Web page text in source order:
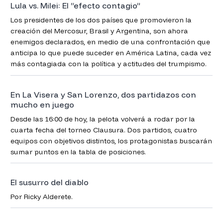
Lula vs. Milei: El “efecto contagio”
Los presidentes de los dos países que promovieron la
creación del Mercosur, Brasil y Argentina, son ahora
enemigos declarados, en medio de una confrontación que
anticipa lo que puede suceder en América Latina, cada vez
más contagiada con la política y actitudes del trumpismo.
En La Visera y San Lorenzo, dos partidazos con
mucho en juego
Desde las 16:00 de hoy, la pelota volverá a rodar por la
cuarta fecha del torneo Clausura. Dos partidos, cuatro
equipos con objetivos distintos, los protagonistas buscarán
sumar puntos en la tabla de posiciones.
El susurro del diablo
Por Ricky Alderete.